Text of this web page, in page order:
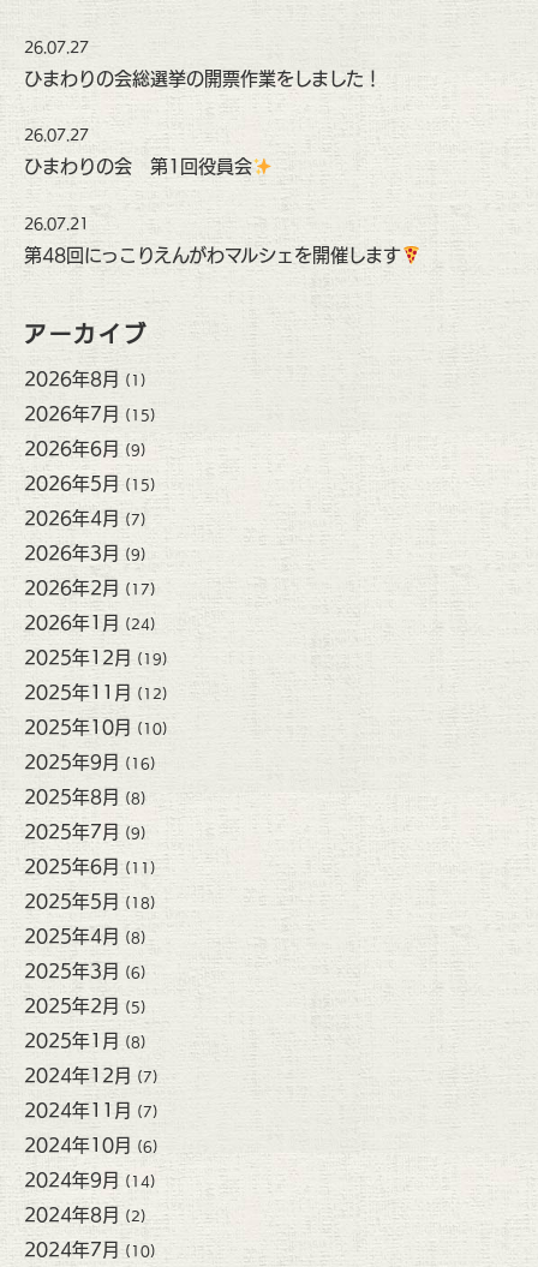
26.07.27
ひまわりの会総選挙の開票作業をしました！
26.07.27
ひまわりの会 第1回役員会
26.07.21
第48回にっこりえんがわマルシェを開催します
アーカイブ
2026年8月 (1)
2026年7月 (15)
2026年6月 (9)
2026年5月 (15)
2026年4月 (7)
2026年3月 (9)
2026年2月 (17)
2026年1月 (24)
2025年12月 (19)
2025年11月 (12)
2025年10月 (10)
2025年9月 (16)
2025年8月 (8)
2025年7月 (9)
2025年6月 (11)
2025年5月 (18)
2025年4月 (8)
2025年3月 (6)
2025年2月 (5)
2025年1月 (8)
2024年12月 (7)
2024年11月 (7)
2024年10月 (6)
2024年9月 (14)
2024年8月 (2)
2024年7月 (10)